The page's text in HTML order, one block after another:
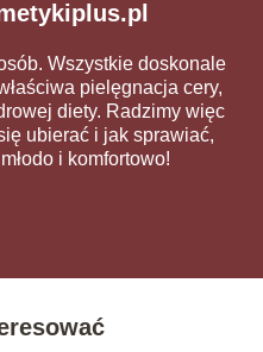
Wszystkie doskonale
pielęgnacja cery,
diety. Radzimy więc
ubierać i jak sprawiać,
i komfortowo!